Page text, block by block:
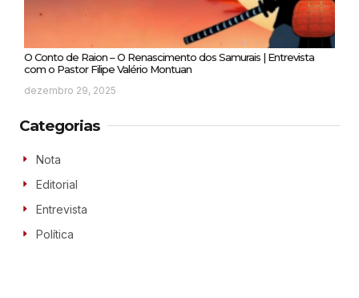
O Conto de Raion – O Renascimento dos Samurais | Entrevista
com o Pastor Filipe Valério Montuan
dezembro 29, 2025
Categorias
Nota
Editorial
Entrevista
Política